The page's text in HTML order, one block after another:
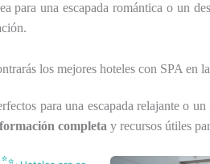
una escapada romántica o un
los mejores hoteles con SPA en
para una escapada relajante o un
completa y recursos útiles